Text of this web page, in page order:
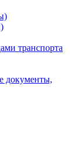
транспорта
документы,